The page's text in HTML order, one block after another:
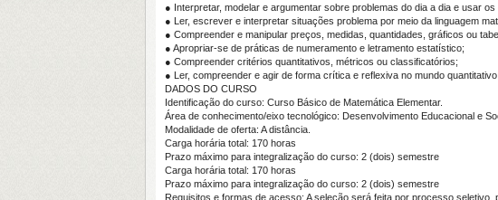
● Interpretar, modelar e argumentar sobre problemas do dia a dia e usar
● Ler, escrever e interpretar situações problema por meio da linguagem
● Compreender e manipular preços, medidas, quantidades, gráficos ou
● Apropriar-se de práticas de numeramento e letramento estatístico;
● Compreender critérios quantitativos, métricos ou classificatórios;
● Ler, compreender e agir de forma crítica e reflexiva no mundo
DADOS DO CURSO
Identificação do curso: Curso Básico de Matemática Elementar.
Área de conhecimento/eixo tecnológico: Desenvolvimento Educacional e
Modalidade de oferta: A distância.
Carga horária total: 170 horas
Prazo máximo para integralização do curso: 2 (dois) semestre
Carga horária total: 170 horas
Prazo máximo para integralização do curso: 2 (dois) semestre
Requisitos e formas de acesso: A seleção será feita por processo seletivo,